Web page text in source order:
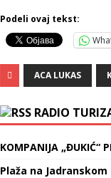
Podeli ovaj tekst:
ACA LUKAS
RADIO
KOMPANIJA „ĐUKIĆ“
Plaža na